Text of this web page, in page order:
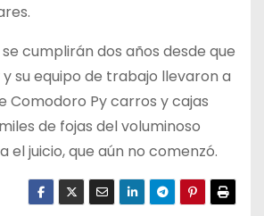
cumplirán dos años desde que
y su equipo de trabajo llevaron a
Comodoro Py carros y cajas
de fojas del voluminoso
el juicio, que aún no comenzó.